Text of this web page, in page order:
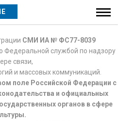
СМИ ИА № ФС77-8039
Федеральной службой по надзору
связи,
и массовых коммуникаций.
поле Российской Федерации с
и официальных
органов в сфере